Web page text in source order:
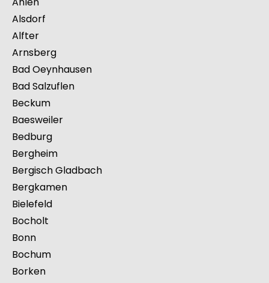
Aachen
Ahaus
Ahlen
Alsdorf
Alfter
Arnsberg
Bad Oeynhausen
Bad Salzuflen
Beckum
Baesweiler
Bedburg
Bergheim
Bergisch Gladbach
Bergkamen
Bielefeld
Bocholt